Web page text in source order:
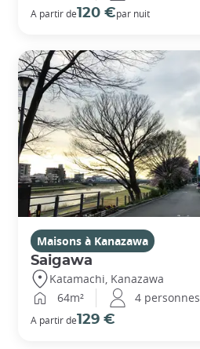
A partir de120 €par nuit
Maisons à Kanazawa
Saigawa
Katamachi, Kanazawa
64m²
4 personnes
A partir de129 €